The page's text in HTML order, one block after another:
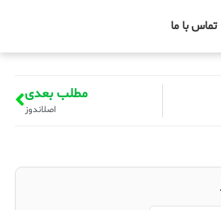
تماس با ما
مطلب بعدی
اصلاندوز